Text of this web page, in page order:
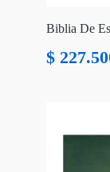
Biblia De
$